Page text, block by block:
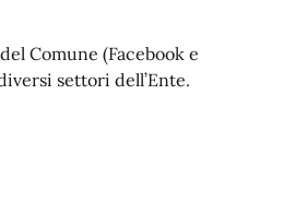
Comune (Facebook e
settori dell’Ente.